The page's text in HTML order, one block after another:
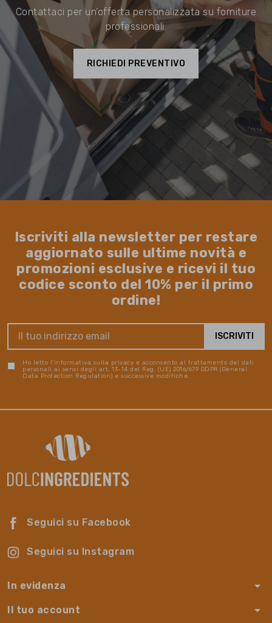
Contattaci per un’offerta personalizzata su forniture
professionali.
RICHIEDI PREVENTIVO
Iscriviti alla newsletter per restare
aggiornato sulle ultime novità e
promozioni esclusive e ricevi il tuo
codice sconto del 10% per il primo
ordine!
Ho letto l'informativa sulla privacy e acconsento al trattamento dei dati
personali ai sensi degli art. 13-14 del Reg. (UE) 2016/679 GDPR (General
Data Protection Regulation) e successive modifiche.
Seguici su Facebook
Seguici su Instagram
In evidenza arrow_drop_down
Il tuo account arrow_drop_down